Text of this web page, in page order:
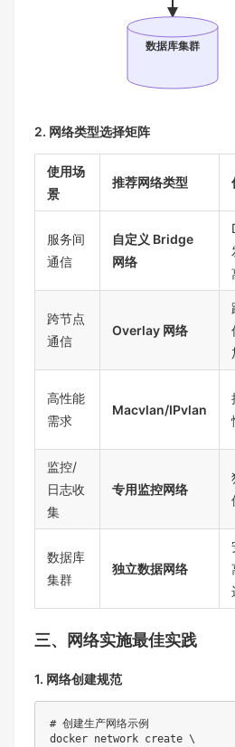
数据库集群
2. 网络类型选择矩阵
使用场
景
推荐网络类型
服务间
通信
自定义 Bridge
网络
跨节点
通信
Overlay 网络
高性能
需求
Macvlan/IPvlan
监控/
日志收
集
专用监控网络
数据库
集群
独立数据网络
三、网络实施最佳实践
1. 网络创建规范
# 创建生产网络示例
docker network create \